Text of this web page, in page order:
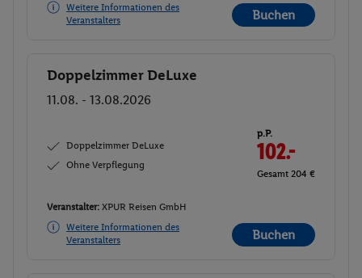
Weitere Informationen des
Veranstalters
Buchen
Buchen
Doppelzimmer DeLuxe
11.08. - 13.08.2026
Doppelzimmer DeLuxe
Ohne Verpflegung
p.P.
102.-
Gesamt 204 €
Veranstalter: XPUR Reisen GmbH
Weitere Informationen des
Veranstalters
Buchen